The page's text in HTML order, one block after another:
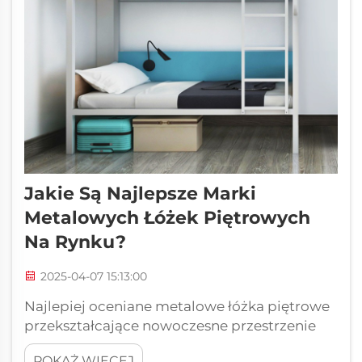
Jakie Są Najlepsze Marki
Metalowych Łóżek Piętrowych
Na Rynku?
2025-04-07 15:13:00
Najlepiej oceniane metalowe łóżka piętrowe
przekształcające nowoczesne przestrzenie
życiowe Poszukiwanie idealnego